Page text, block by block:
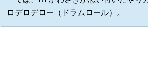
ロデロデロー（ドラムロール）。